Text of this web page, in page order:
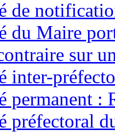
de
du Maire
sur
inter-
permanent :
préfectoral